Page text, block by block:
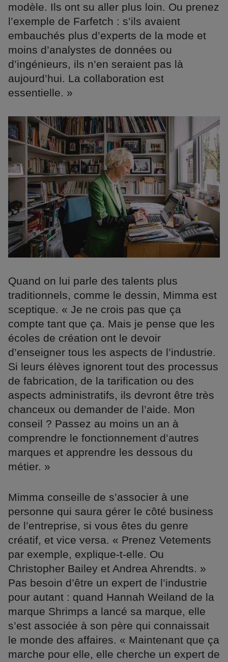
modèle. Ils ont su aller plus loin. Ou prenez
l’exemple de Farfetch : s’ils avaient
embauchés plus d’experts de la mode et
moins d’analystes de données ou
d’ingénieurs, ils n’en seraient pas là
aujourd’hui. La collaboration est
essentielle. »
Quand on lui parle des talents plus
traditionnels, comme le dessin, Mimma est
sceptique. « Je ne crois pas que ça
compte tant que ça. Mais je pense que les
écoles de création ont le devoir
d’enseigner tous les aspects de l’industrie.
Si leurs élèves ignorent tout des processus
de fabrication, de la tarification ou des
aspects administratifs, ils devront être très
chanceux ou demander de l’aide. Mon
conseil ? Passez au moins un an à
comprendre le fonctionnement d’autres
marques et apprendre les dessous du
métier. »
Mimma conseille de s’associer à une
personne qui saura gérer le côté business
de l’entreprise, si vous êtes du genre
créatif, et vice versa. « Prenez Vetements
par exemple, explique-t-elle. Ou
Christopher Bailey et Andrea Ahrendts. »
Pas besoin d’être un expert de l’industrie
pour autant : quand Hannah Weiland de la
marque Shrimps a lancé sa marque, elle
s’est associée à son père qui connaissait
le monde des affaires. « Maintenant que ça
marche pour elle, elle cherche un expert de